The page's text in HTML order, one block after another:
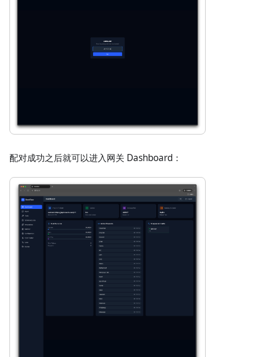
配对成功之后就可以进入网关 Dashboard：